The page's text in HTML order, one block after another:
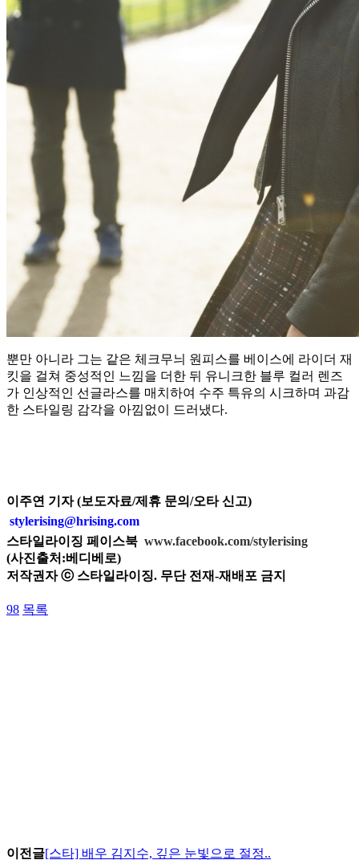
뿐만 아니라 그는 같은 체크무늬 원피스를 베이스에 라이더 재
킷을 걸쳐 중성적인 느낌을 더한 뒤 유니크한 블루 컬러 렌즈
가 인상적인 선글라스를 매치하여 수주 특유의 시크하며 과감
한 스타일링 감각을 아낌없이 드러냈다.
이주연 기자 (보도자료/제휴 문의/오타 신고)
stylerising@hrising.com
스타일라이징 페이스북 www.facebook.com/stylerising
(사진출처:베디베로)
저작권자 ⓒ 스타일라이징. 무단 전재-재배포 금지
98 목록
이전글[스타] 배우 김지수, 깊은 눈빛으로 절정..